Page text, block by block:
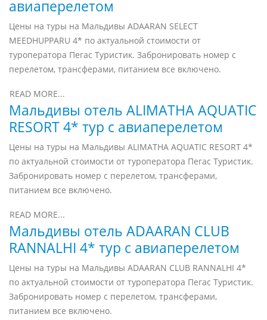
авиаперелетом
Цены на туры на Мальдивы ADAARAN SELECT
MEEDHUPPARU 4* по актуальной стоимости от
туроператора Пегас Туристик. Забронировать номер с
перелетом, трансферами, питанием все включено.
READ MORE...
Мальдивы отель ALIMATHA AQUATIC
RESORT 4* тур с авиаперелетом
Цены на туры на Мальдивы ALIMATHA AQUATIC RESORT 4*
по актуальной стоимости от туроператора Пегас Туристик.
Забронировать номер с перелетом, трансферами,
питанием все включено.
READ MORE...
Мальдивы отель ADAARAN CLUB
RANNALHI 4* тур с авиаперелетом
Цены на туры на Мальдивы ADAARAN CLUB RANNALHI 4*
по актуальной стоимости от туроператора Пегас Туристик.
Забронировать номер с перелетом, трансферами,
питанием все включено.